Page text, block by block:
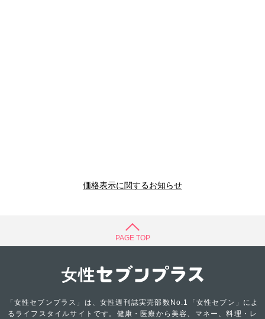
価格表示に関するお知らせ
PAGE TOP
「女性セブンプラス」は、女性週刊誌実売部数No.1「女性セブン」によ
るライフスタイルサイトです。健康・医療から美容、マネー、料理・レ